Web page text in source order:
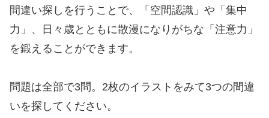
間違い探しを行うことで、「空間認識」や「集中
力」、日々歳とともに散漫になりがちな「注意力」
を鍛えることができます。
問題は全部で3問。2枚のイラストをみて3つの間違
いを探してください。